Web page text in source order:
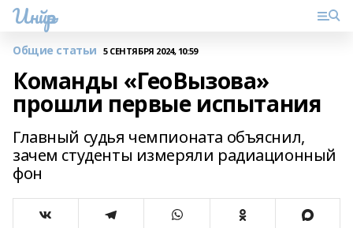
Инйәр
Общие статьи 5 СЕНТЯБРЯ 2024, 10:59
Команды «ГеоВызова»
прошли первые испытания
Главный судья чемпионата объяснил,
зачем студенты измеряли радиационный
фон